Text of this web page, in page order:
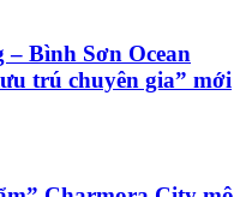
Bình Sơn Ocean
trú chuyên gia” mới